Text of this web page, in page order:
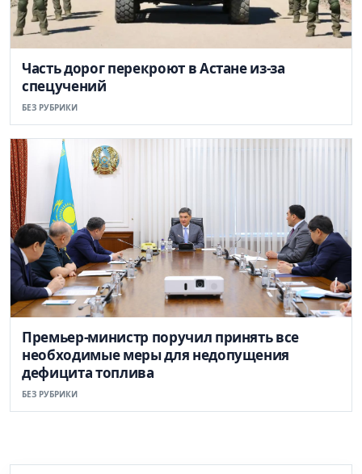
Часть дорог перекроют в Астане из-за
спецучений
БЕЗ РУБРИКИ
Премьер-министр поручил принять все
необходимые меры для недопущения
дефицита топлива
БЕЗ РУБРИКИ